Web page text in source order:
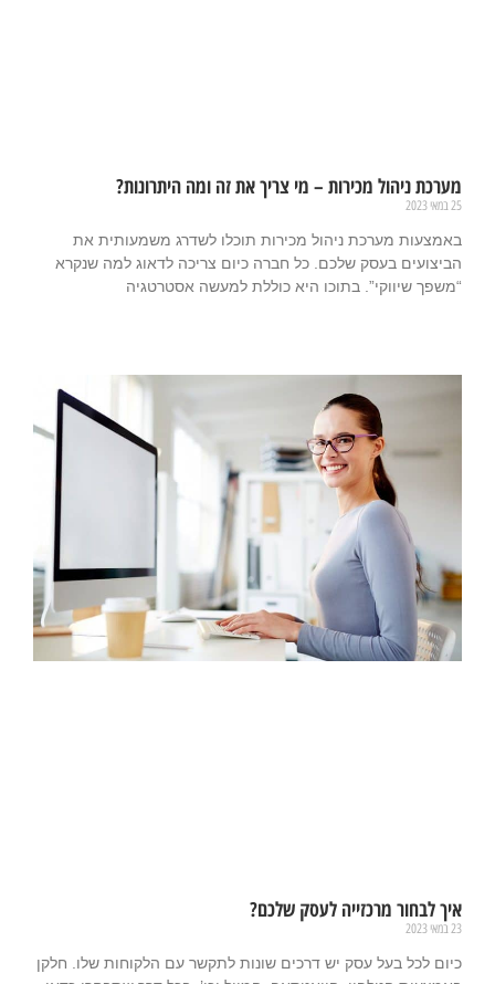
מערכת ניהול מכירות – מי צריך את זה ומה היתרונות?
25 במאי 2023
באמצעות מערכת ניהול מכירות תוכלו לשדרג משמעותית את
הביצועים בעסק שלכם. כל חברה כיום צריכה לדאוג למה שנקרא
“משפך שיווקי”. בתוכו היא כוללת למעשה אסטרטגיה
איך לבחור מרכזייה לעסק שלכם?
23 במאי 2023
כיום לכל בעל עסק יש דרכים שונות לתקשר עם הלקוחות שלו. חלקן